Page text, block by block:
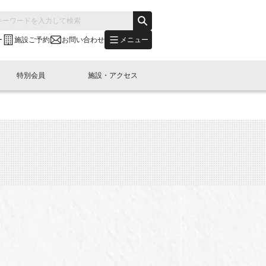
施設ご予約 お問い合わせ メニュー
別会員開催
展・参加
"LINK-BioBAY TOKYO"？
(News Letter)
コラム
ュース・事業紹介
ベント
LINK-J WEST
容
本橋エリアについて
特別会員
し込み
施設・アクセス
予約